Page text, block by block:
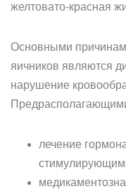
желтовато-красная
Основными
яичников являются
нарушение
лечение